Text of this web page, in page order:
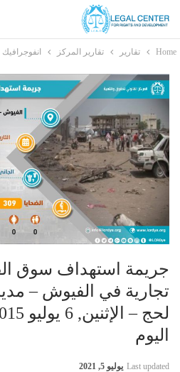
Home تقارير تقارير المركز انفوجرافيك
جريمة استهداف سوق
تجارية في الفيوش –
اليوم
Last updated يوليو 5, 2021